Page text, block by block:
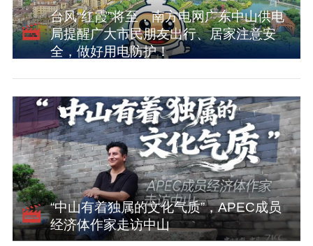
台风“红霞”将至，南方电网广东中山供电
局提醒广大市民朋友出行、居家注意安
全，做好用电防护！
“中山有着独属的文化气质”，APEC成员
经济体作家走访中山